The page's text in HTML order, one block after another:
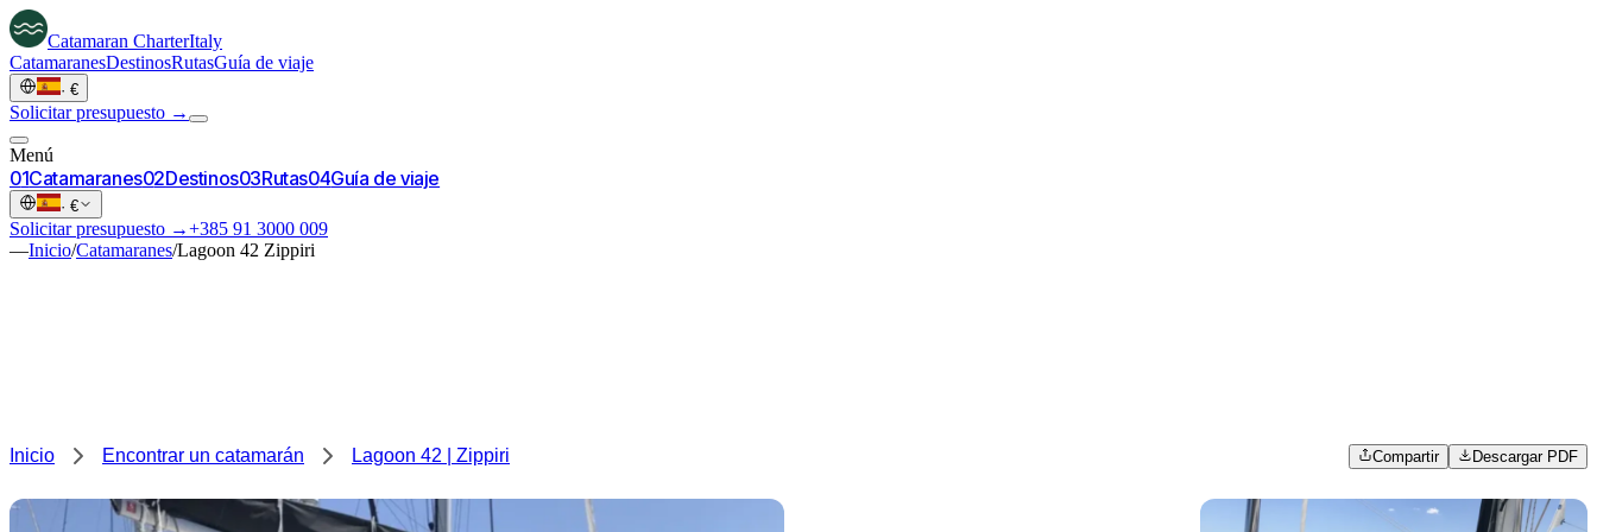
Catamaran CharterItaly
CatamaranesDestinosRutasGuía de viaje
· €
Solicitar presupuesto →
Menú
01Catamaranes02Destinos03Rutas04Guía de viaje
· €
Solicitar presupuesto →+385 91 3000 009
—Inicio/Catamaranes/Lagoon 42 Zippiri
Inicio Encontrar un catamarán Lagoon 42 | Zippiri Compartir Descargar PDF